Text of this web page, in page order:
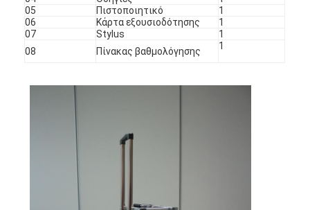
Σχετικά με εμάς
Επισκέψεις στο εργοστάσιο
Επικοινωνήστε μαζί μας
05
Πιστοποιητικό
1
06
Κάρτα εξουσιοδότησης
1
07
Stylus
1
08
Πίνακας βαθμολόγησης 1